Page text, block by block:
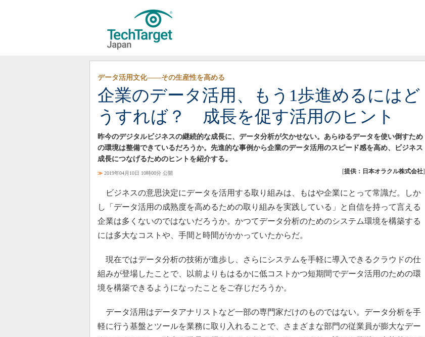
企業のデータ活用、もう1歩進めるにはど
うすれば？ 成長を促す活用のヒント
データ活用文化――その生産性を高める
昨今のデジタルビジネスの継続的な成長に、データ分析が欠かせない。あらゆるデータを使い倒すため
の環境は整備できているだろうか。先進的な事例から企業のデータ活用のスピード感を高め、ビジネス
成長につなげるためのヒントを紹介する。
≫ 2019年04月10日 10時00分 公開 [提供：日本オラクル株式会社]
ビジネスの意思決定にデータを活用する取り組みは、もはや企業にとって常識だ。しか
し「データ活用の成熟度を高めるための取り組みを実践している」と自信を持って言える
企業は多くないのではないだろうか。かつてデータ分析のためのシステム環境を構築する
には多大なコストや、手間と時間がかかっていたからだ。
現在ではデータ分析の技術が進歩し、さらにシステムを手軽に導入できるクラウドの仕
組みが登場したことで、以前よりもはるかに低コストかつ短期間でデータ活用のための環
境を構築できるようになったことをご存じだろうか。
データ活用はデータアナリストなど一部の専門家だけのものではない。データ分析を手
軽に行う基盤とツールを業務に取り入れることで、さまざまな部門の従業員が膨大なデー